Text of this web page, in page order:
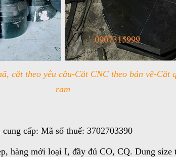
cắt theo yêu cầu-Cắt CNC theo bản vẽ-
ram
cấp: Mã số thuế: 3702703390
hàng mới loại I, đầy đủ CO, CQ. Dung size